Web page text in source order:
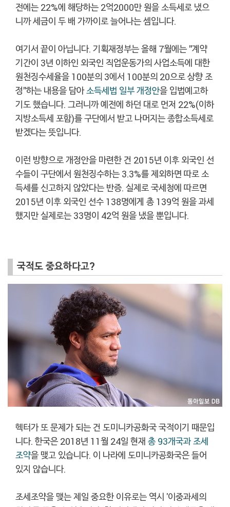
전에는 22%에 해당하는 2억2000만 원을 소득세로 냈으
니까 세금이 두 배 가까이로 늘어나는 셈입니다.
여기서 끝이 아닙니다. 기획재정부는 올해 7월에는 "계약
기간이 3년 이하인 외국인 직업운동가의 사업소득에 대한
원천징수세율을 100분의 3에서 100분의 20으로 상향 조
정"하는 내용을 담아소득세법 일부 개정안을 입법예고하
기도 했습니다. 그러니까 예전에 하던 대로 먼저 22%(이하
지방소득세 포함)를 구단에서 받고 나머지는 종합소득세로
받겠다는 뜻입니다.
이런 방향으로 개정안을 마련한 건 2015년 이후 외국인 선
수들이 구단에서 원천징수하는 3.3%를 제외하면 따로 소
득세를 신고하지 않았다는 반증. 실제로 국세청에 따르면
2015년 이후 외국인 선수 138명에게 총 139억 원을 과세
했지만 실제로는 33명이 42억 원을 냈을 뿐입니다.
국적도 중요하다고?
헥터가 또 문제가 되는 건 도미니카공화국 국적이기 때문입
니다. 한국은 2018년 11월 24일 현재 총 93개국과 조세
조약을 맺고 있습니다. 이 나라에 도미니카공화국은 들어
있지 않습니다.
조세조약을 맺는 제일 중요한 이유로는 역시 '이중과세의